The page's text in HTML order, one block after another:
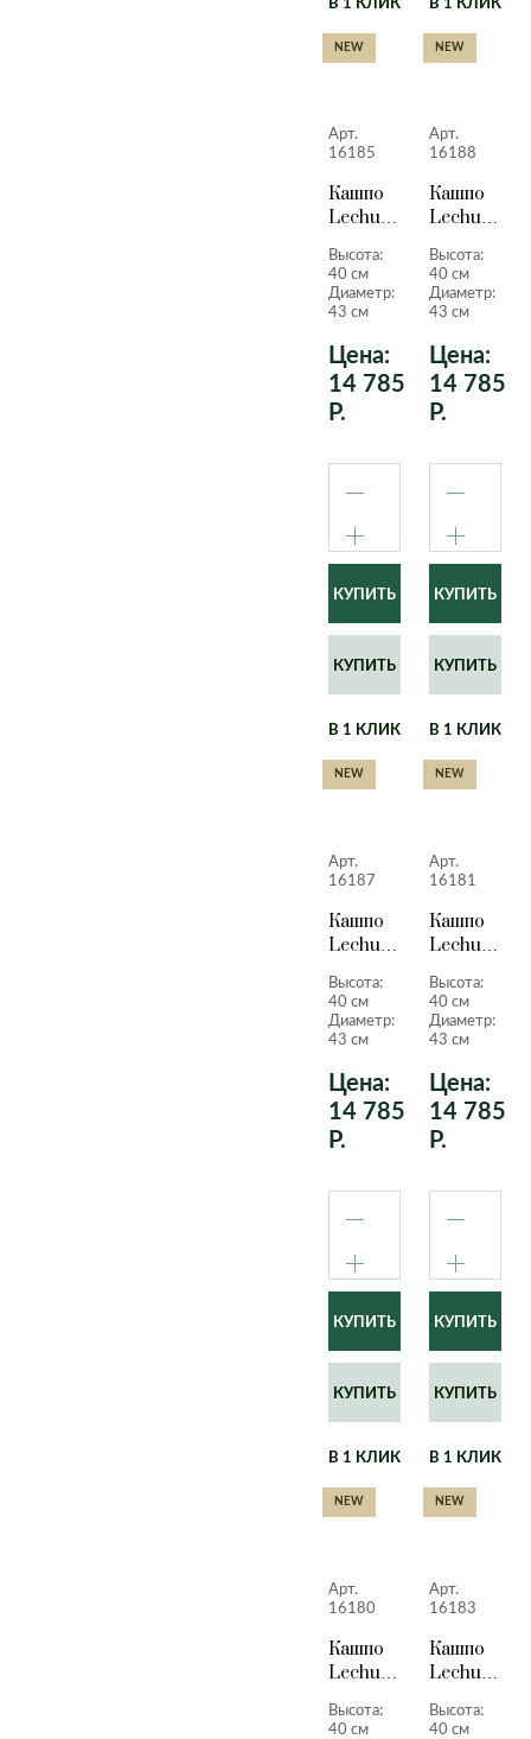
В 1 КЛИК В 1 КЛИК
NEW
Арт.
16185
Кашпо
Lechuza
LS
серо-
коричневый
40 см.
Высота:
40 см
Диаметр:
43 см
Цена:
14 785
Р.
КУПИТЬ
В 1 КЛИК
NEW
Арт.
16188
Кашпо
Lechuza
LS
металлик
Высота:
40 см
Диаметр:
43 см
Цена:
14 785
Р.
КУПИТЬ
В 1 КЛИК
NEW
Арт.
16187
Кашпо
Lechuza
LS
красный
лакированный
Высота:
40 см
Диаметр:
43 см
Цена:
14 785
Р.
КУПИТЬ
В 1 КЛИК
NEW
Арт.
16181
Кашпо
Lechuza
LS кофе
металлик
40 см.
Высота:
40 см
Диаметр:
43 см
Цена:
14 785
Р.
КУПИТЬ
В 1 КЛИК
NEW
Арт.
16180
Кашпо
Lechuza
LS
Высота:
40 см
NEW
Арт.
16183
Кашпо
Lechuza
LS
Высота:
40 см